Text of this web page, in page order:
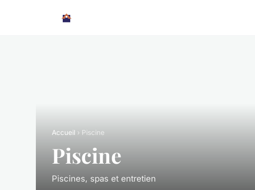
Accueil › Piscine
Piscine
Piscines, spas et entretien